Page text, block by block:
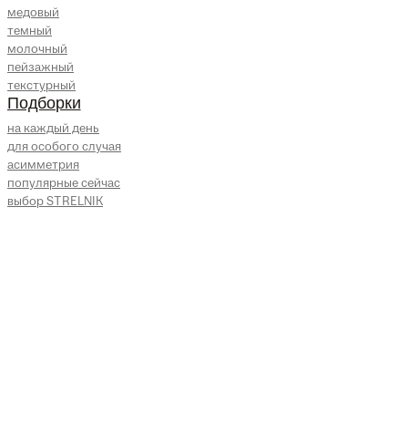
медовый
темный
молочный
пейзажный
текстурный
Подборки
на каждый день
для особого случая
асимметрия
популярные сейчас
выбор STRELNIK